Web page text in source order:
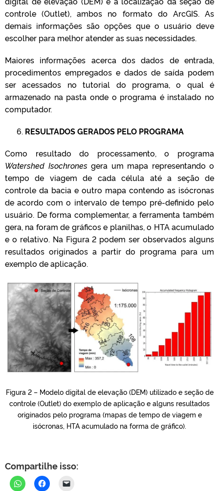
controle (Outlet), ambos no formato do ArcGIS. As
demais informações são opções que o usuário deve
escolher para melhor atender as suas necessidades.
Maiores informações acerca dos dados de entrada,
procedimentos empregados e dados de saída podem
ser acessados no tutorial do programa, o qual é
armazenado na pasta onde o programa é instalado no
computador.
6. RESULTADOS GERADOS PELO PROGRAMA
Como resultado do processamento, o programa
Watershed Isochronesgera um mapa representando o
tempo de viagem de cada célula até a seção de
controle da bacia e outro mapa contendo as isócronas
de acordo com o intervalo de tempo pré-definido pelo
usuário. De forma complementar, a ferramenta também
gera, na foram de gráficos e planilhas, o HTA acumulado
e o relativo. Na Figura 2 podem ser observados alguns
resultados originados a partir do programa para um
exemplo de aplicação.
Figura 2 – Modelo digital de elevação (DEM) utilizado e seção de
controle (Outlet) do exemplo de aplicação e alguns resultados
originados pelo programa (mapas de tempo de viagem e
isócronas, HTA acumulado na forma de gráfico).
Compartilhe isso: